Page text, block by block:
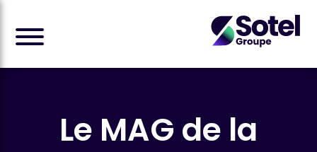
Le MAG de la